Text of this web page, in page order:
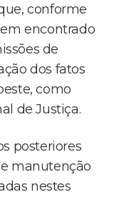
conforme
encontrado
de
dos fatos
como
de Justiça.
posteriores
manutenção
nestes